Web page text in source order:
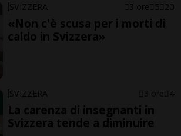
SVIZZERA 3 ore 5 20
«Non c'è scusa per i morti di
caldo in Svizzera»
SVIZZERA 3 ore 4
La carenza di insegnanti in
Svizzera tende a diminuire